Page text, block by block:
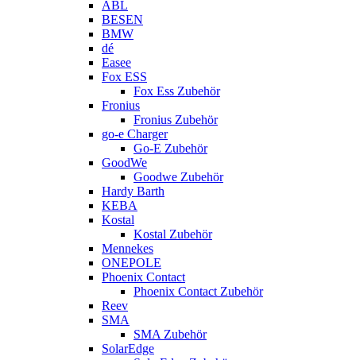
ABL
BESEN
BMW
dé
Easee
Fox ESS
Fox Ess Zubehör
Fronius
Fronius Zubehör
go-e Charger
Go-E Zubehör
GoodWe
Goodwe Zubehör
Hardy Barth
KEBA
Kostal
Kostal Zubehör
Mennekes
ONEPOLE
Phoenix Contact
Phoenix Contact Zubehör
Reev
SMA
SMA Zubehör
SolarEdge